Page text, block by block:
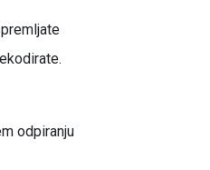
odpiranju